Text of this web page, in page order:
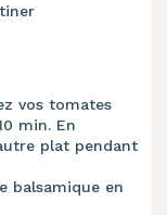
vos tomates
min. En
plat pendant
balsamique en